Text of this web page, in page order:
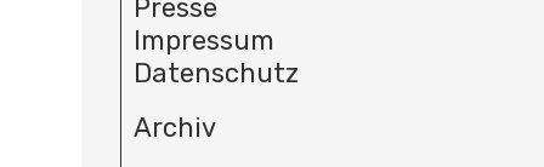
Presse
Impressum
Datenschutz
Archiv